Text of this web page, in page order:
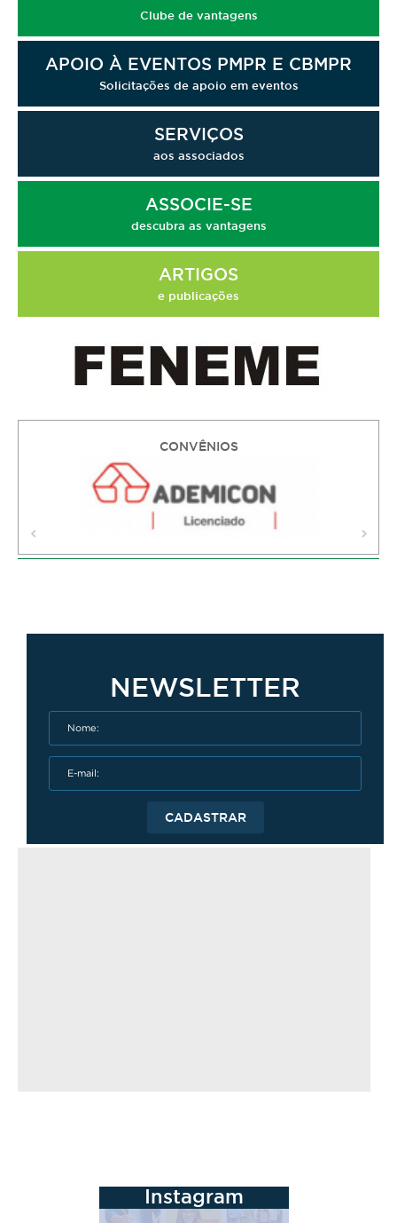
Clube de vantagens
APOIO À EVENTOS PMPR E CBMPR
Solicitações de apoio em eventos
SERVIÇOS
aos associados
ASSOCIE-SE
descubra as vantagens
ARTIGOS
e publicações
CONVÊNIOS
NEWSLETTER
CADASTRAR
Instagram